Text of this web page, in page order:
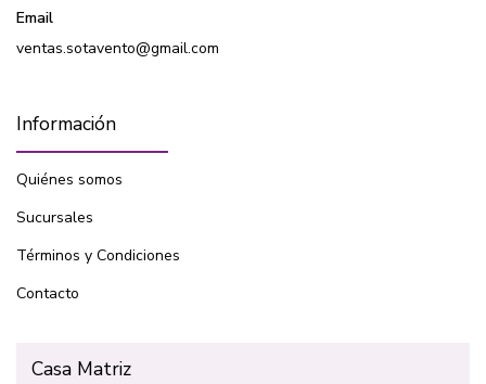
Email
ventas.sotavento@gmail.com
Información
Quiénes somos
Sucursales
Términos y Condiciones
Contacto
Casa Matriz